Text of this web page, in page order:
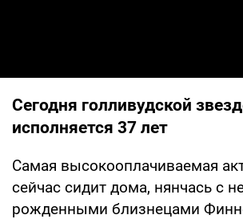
Сегодня голливудской
исполняется 37 лет
Самая высокооплачиваемая
сейчас сидит дома, нянчась с
рожденными близнецами